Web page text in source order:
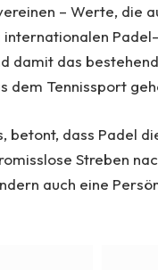
– Werte, die
damit das
dem Tennissport
betont, dass Padel
Streben
auch eine